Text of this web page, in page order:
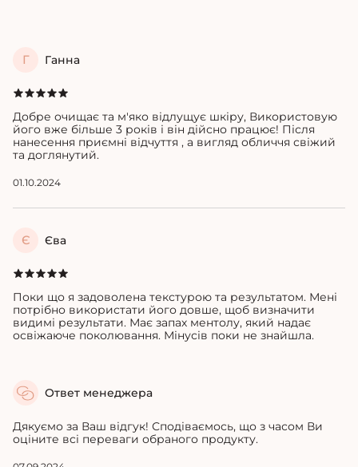
Г Ганна
Добре очищає та м'яко відлущує шкіру, Використовую
його вже більше 3 років і він дійсно працює! Після
нанесення приємні відчуття , а вигляд обличчя свіжий
та доглянутий.
01.10.2024
Є Єва
Поки що я задоволена текстурою та результатом. Мені
потрібно використати його довше, щоб визначити
видимі результати. Має запах ментолу, який надає
освіжаюче поколювання. Мінусів поки не знайшла.
Ответ менеджера
Дякуємо за Ваш відгук! Сподіваємось, що з часом Ви
оціните всі переваги обраного продукту.